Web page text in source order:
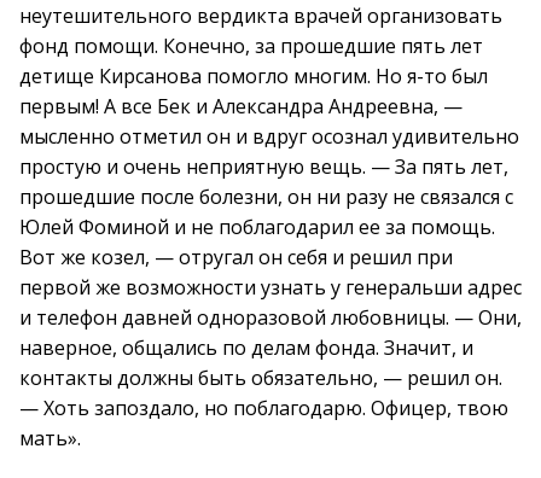
неутешительного вердикта врачей организовать
фонд помощи. Конечно, за прошедшие пять лет
детище Кирсанова помогло многим. Но я-то был
первым! А все Бек и Александра Андреевна, —
мысленно отметил он и вдруг осознал удивительно
простую и очень неприятную вещь. — За пять лет,
прошедшие после болезни, он ни разу не связался с
Юлей Фоминой и не поблагодарил ее за помощь.
Вот же козел, — отругал он себя и решил при
первой же возможности узнать у генеральши адрес
и телефон давней одноразовой любовницы. — Они,
наверное, общались по делам фонда. Значит, и
контакты должны быть обязательно, — решил он.
— Хоть запоздало, но поблагодарю. Офицер, твою
мать».